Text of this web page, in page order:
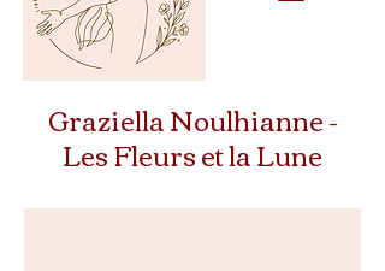
Graziella Noulhianne -
Les Fleurs et la Lune